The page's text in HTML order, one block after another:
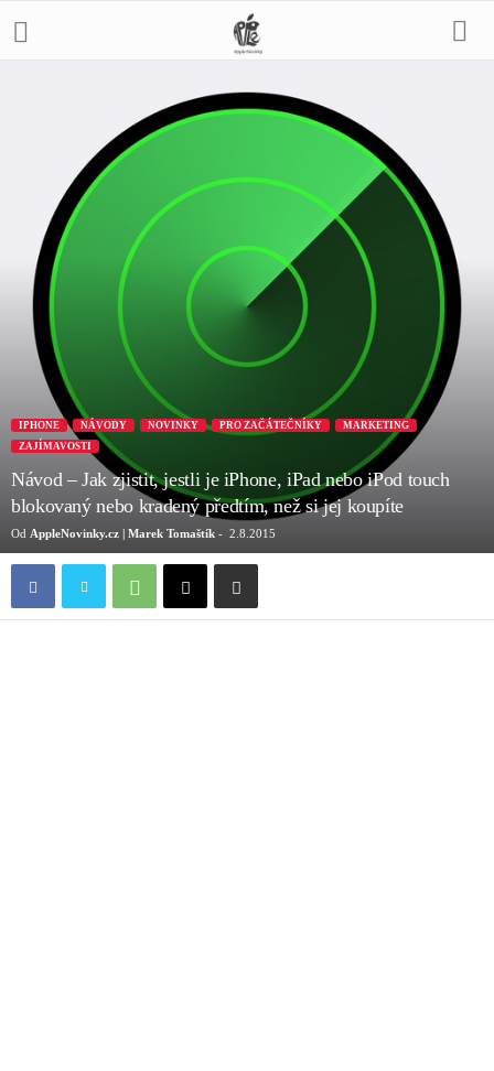
IPHONE NÁVODY NOVINKY PRO ZAČÁTEČNÍKY
MARKETING
ZAJÍMAVOSTI
Návod – Jak zjistit, jestli je iPhone, iPad nebo iPod touch
blokovaný nebo kradený předtím, než si jej koupíte
Od AppleNovinky.cz | Marek Tomaštík - 2.8.2015